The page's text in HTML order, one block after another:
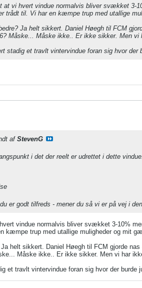
at vi hvert vindue normalvis bliver svækket 3-
trådt til. Vi har en kæmpe trup med utallige
Ja helt sikkert. Daniel Høegh til FCM
Måske... Måske ikke.. Er ikke sikker. Men
stadig et travlt vintervindue foran sig hvor
af StevenG
i det der reelt er udrettet i dette vindue.
er godt tilfreds - mener du så vi er på vej i
vindue normalvis bliver svækket 3-10%
kæmpe trup med utallige muligheder og mit
helt sikkert. Daniel Høegh til FCM gjorde
Måske ikke.. Er ikke sikker. Men vi har
et travlt vintervindue foran sig hvor der